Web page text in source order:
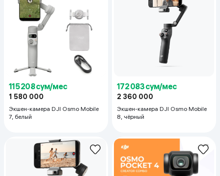
115 208 сум/мес
1 580 000
Экшен-камера DJI Osmo Mobile
7, белый
172 083 сум/мес
2 360 000
Экшен-камера DJI Osmo Mobile
8, чёрный